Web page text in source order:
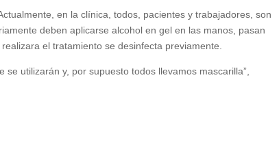
en la clínica, todos, pacientes y trabajadores, son
deben aplicarse alcohol en gel en las manos, pasan
el tratamiento se desinfecta previamente.
utilizarán y, por supuesto todos llevamos mascarilla”,